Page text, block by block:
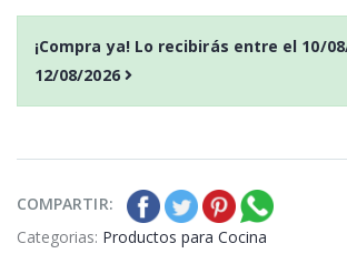
¡Compra ya! Lo recibirás entre el 10/
12/08/2026
COMPARTIR:
Categorias: Productos para Cocina